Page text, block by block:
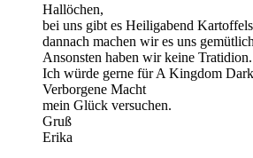
Hallöchen,
bei uns gibt es Heiligabend
dannach machen wir es uns
Ansonsten haben wir keine Tratidion.
Ich würde gerne für A Kingdom
Verborgene Macht
mein Glück versuchen.
Gruß
Erika